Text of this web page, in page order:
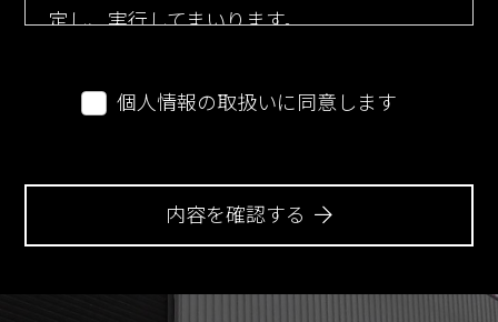
定し、実行してまいります。
「個人情報」とは、個人情報の保護に関する
保護法」といいます。）にいう「個人情報」
を指し、生存する個人に関する情報であっ
て、当該情報に含まれる氏名、生年月日その
個人情報の取扱いに同意します
内容を確認する